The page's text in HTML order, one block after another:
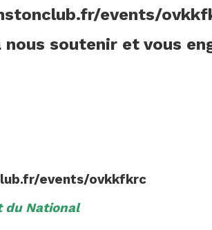
events/
soutenir et vous
events/ovkkfkrc
du National